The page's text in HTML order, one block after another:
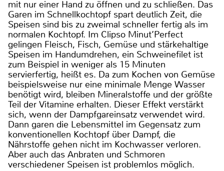
mit nur einer Hand zu öffnen und zu schließen. Das
Garen im Schnellkochtopf spart deutlich Zeit, die
Speisen sind bis zu zweimal schneller fertig als im
normalen Kochtopf. Im Clipso Minut’Perfect
gelingen Fleisch, Fisch, Gemüse und stärkehaltige
Speisen im Handumdrehen, ein Schweinefilet ist
zum Beispiel in weniger als 15 Minuten
servierfertig, heißt es. Da zum Kochen von Gemüse
beispielsweise nur eine minimale Menge Wasser
benötigt wird, bleiben Mineralstoffe und der größte
Teil der Vitamine erhalten. Dieser Effekt verstärkt
sich, wenn der Dampfgareinsatz verwendet wird.
Dann garen die Lebensmittel im Gegensatz zum
konventionellen Kochtopf über Dampf, die
Nährstoffe gehen nicht im Kochwasser verloren.
Aber auch das Anbraten und Schmoren
verschiedener Speisen ist problemlos möglich.